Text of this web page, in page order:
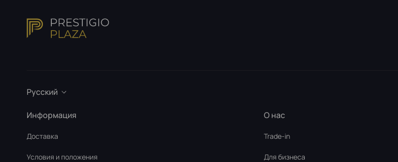
Русский
Информация
Доставка
Условия и положения
О нас
Trade-in
Для бизнеса